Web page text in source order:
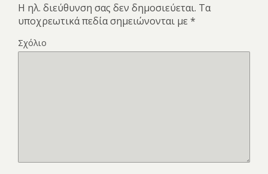
Η ηλ. διεύθυνση σας δεν δημοσιεύεται. Τα
υποχρεωτικά πεδία σημειώνονται με *
Σχόλιο